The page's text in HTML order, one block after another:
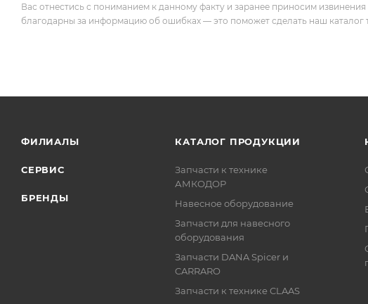
Вас отнестись с пониманием к данному факту и заранее приносим
благодарны за информацию об ошибках — это поможет сделать наш каталог
ФИЛИАЛЫ
СЕРВИС
БРЕНДЫ
КАТАЛОГ ПРОДУКЦИИ
Запчасти к технике
АМКОДОР
Навесное оборудование
Запчасти для навесного
оборудования
Запчасти DANA Spicer и
CARRARO
Запчасти к технике CLAAS